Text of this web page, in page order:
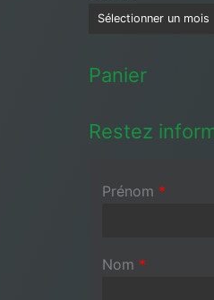
Panier
Restez
Prénom *
Nom *